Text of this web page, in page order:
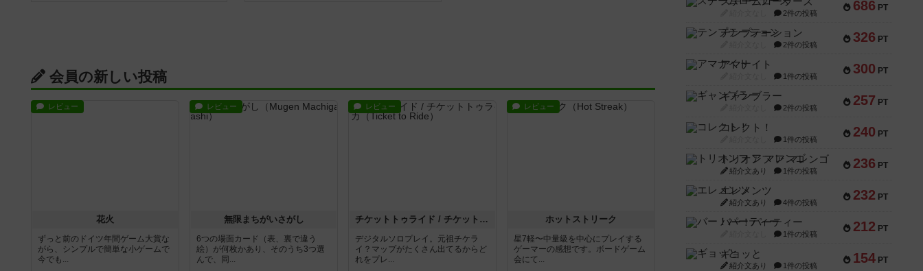
会員の新しい投稿
レビュー
花火
ずっと前のドイツ年間ゲーム大賞な
がら、シンプルで簡単な小ゲームで
今でも...
レビュー
無限まちがいさがし
6つの場面カード（表、裏で違う
絵）が何枚かあり、そのうち3つ選
んで、同...
レビュー
チケットトゥライド / チケットトゥライドアメリカ
デジタルソロプレイ。元祖チケラ
イ？マップがたくさん出てるからど
れをプレ...
レビュー
ホットストリーク
星7軽〜中量級を中心にプレイする
ゲーマーの感想です。ボードゲーム
会にて...
686 PT
2件の投稿
326 PT
テンプテーション
2件の投稿
300 PT
アマナイト
1件の投稿
257 PT
ギャンブラー
2件の投稿
240 PT
コレクト！
1件の投稿
236 PT
トリオンフ ア マレンゴ
紹介文あり 1件の投稿
232 PT
エレメンツ
紹介文あり 4件の投稿
212 PT
バー！パーティー
1件の投稿
154 PT
ギョッと
紹介文あり 1件の投稿